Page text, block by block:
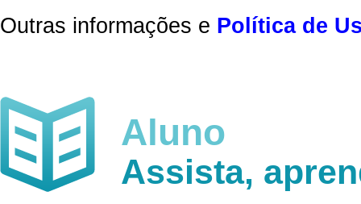
Outras informações e Política de
Aluno
Assista,